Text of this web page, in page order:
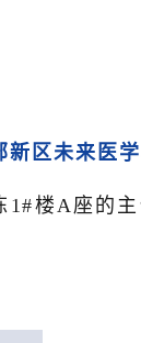
新区未来医
楼A座的主